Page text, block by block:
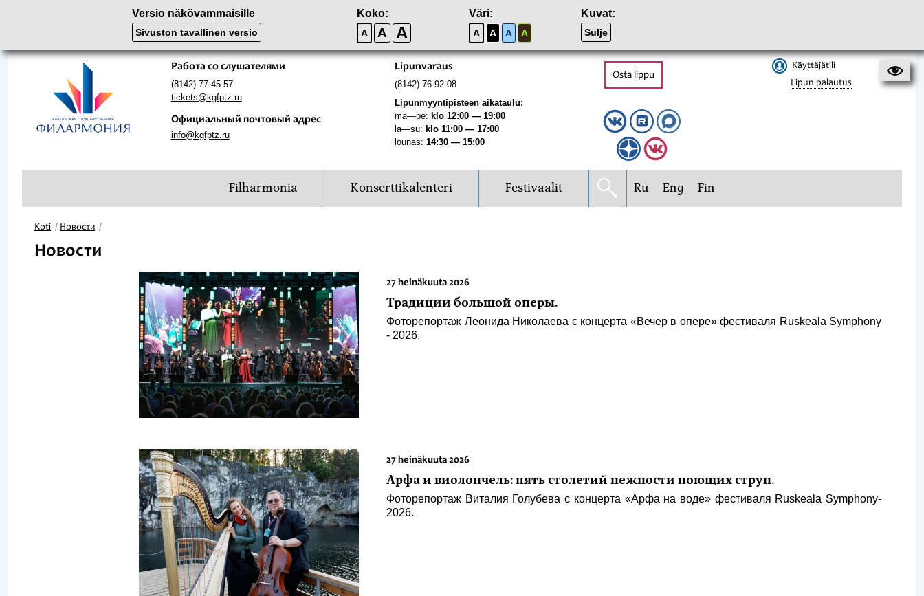
Versio näkövammaisille
Sivuston tavallinen versio
Koko:
A A A
Väri:
A A A A
Kuvat:
Sulje
Работа со слушателями
(8142) 77-45-57
tickets@kgfptz.ru
Официальный почтовый адрес
info@kgfptz.ru
Lipunvaraus
(8142) 76-92-08
Lipunmyyntipisteen aikataulu:
ma—pe: klo 12:00 — 19:00
la—su: klo 11:00 — 17:00
lounas: 14:30 — 15:00
Osta lippu
Käyttäjätili
Lipun palautus
Filharmonia Konserttikalenteri Festivaalit Ru Eng Fin
Koti Новости
Новости
27 heinäkuuta 2026
Традиции большой оперы.
Фоторепортаж Леонида Николаева с концерта «Вечер в опере» фестиваля Ruskeala Symphony
- 2026.
27 heinäkuuta 2026
Арфа и виолончель: пять столетий нежности поющих струн.
Фоторепортаж Виталия Голубева с концерта «Арфа на воде» фестиваля Ruskeala Symphony-
2026.